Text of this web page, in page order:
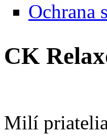
Ochrana
CK
Milí